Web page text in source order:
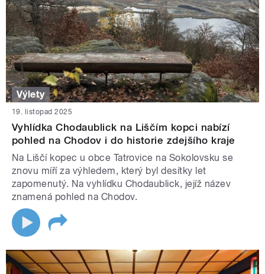
Výlety
19. listopad 2025
Vyhlídka Chodaublick na Liščím kopci nabízí
pohled na Chodov i do historie zdejšího kraje
Na Liščí kopec u obce Tatrovice na Sokolovsku se
znovu míří za výhledem, který byl desítky let
zapomenutý. Na vyhlídku Chodaublick, jejíž název
znamená pohled na Chodov.